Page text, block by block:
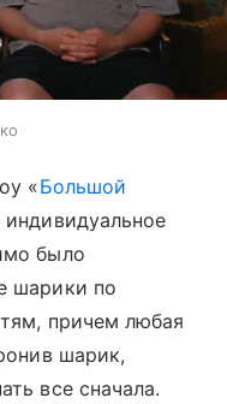
«Большой
было
шарики по
причем любая
шарик,
все сначала.